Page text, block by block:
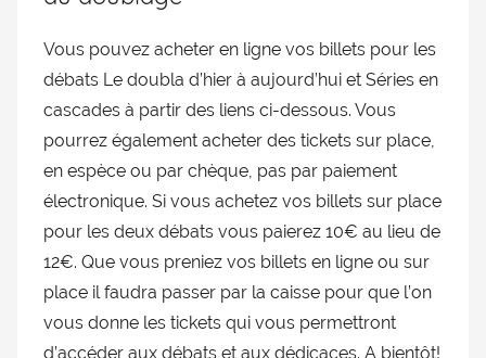
séries
doublage
Rendez-
vous
séries
Vous pouvez acheter en ligne vos billets pour les
débats Le doubla d’hier à aujourd’hui et Séries en
cascades à partir des liens ci-dessous. Vous
pourrez également acheter des tickets sur place,
en espèce ou par chèque, pas par paiement
électronique. Si vous achetez vos billets sur place
pour les deux débats vous paierez 10€ au lieu de
12€. Que vous preniez vos billets en ligne ou sur
place il faudra passer par la caisse pour que l’on
vous donne les tickets qui vous permettront
d’accéder aux débats et aux dédicaces. A bientôt!